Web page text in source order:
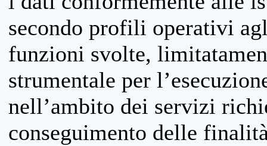
secondo profili operativi
funzioni svolte,
strumentale per
nell’ambito dei servizi
conseguimento delle